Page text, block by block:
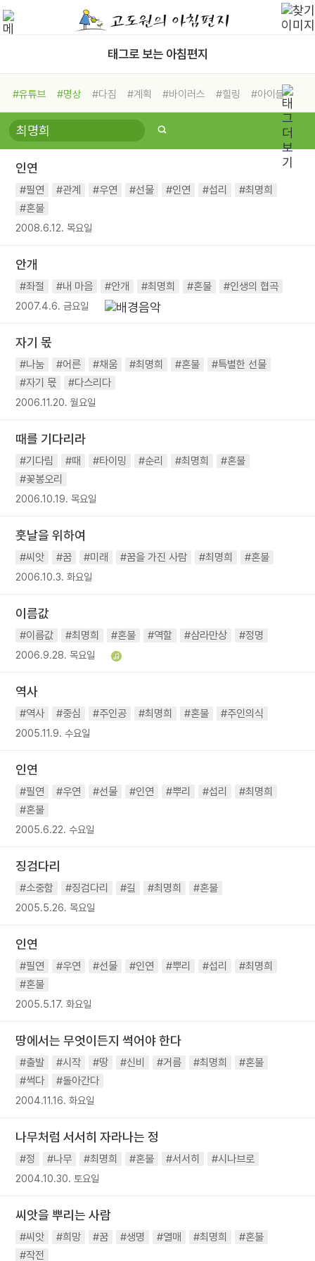
태그로 보는 아침편지
#유튜브 #명상 #다짐 #계획 #바이러스 #힐링
#아이들
#비전캠프
#독서캠프 #삶
#희망
#나눔 #친구 #링컨학교
#독서
인연
#필연 #관계 #우연 #선물 #인연 #섭리
#최명희
#혼불
2008.6.12. 목요일
안개
#좌절 #내 마음 #안개 #최명희 #혼불 #인생의 협곡
2007.4.6. 금요일
자기 몫
#나눔 #어른 #채움 #최명희 #혼불
#특별한 선물
#자기 몫
#다스리다
2006.11.20. 월요일
때를 기다리라
#기다림 #때 #타이밍 #순리 #최명희
#혼불
#꽃봉오리
2006.10.19. 목요일
훗날을 위하여
#씨앗 #꿈 #미래 #꿈을 가진 사람 #최명희 #혼불
2006.10.3. 화요일
이름값
#이름값 #최명희 #혼불 #역할 #삼라만상 #정명
2006.9.28. 목요일
역사
#역사 #중심 #주인공 #최명희 #혼불 #주인의식
2005.11.9. 수요일
인연
#필연 #우연 #선물 #인연 #뿌리 #섭리
#최명희
#혼불
2005.6.22. 수요일
징검다리
#소중함 #징검다리 #길 #최명희 #혼불
2005.5.26. 목요일
인연
#필연 #우연 #선물 #인연 #뿌리 #섭리
#최명희
#혼불
2005.5.17. 화요일
땅에서는 무엇이든지 썩어야 한다
#출발 #시작 #땅 #신비 #거름 #최명희
#혼불
#썩다
#돌아간다
2004.11.16. 화요일
나무처럼 서서히 자라나는 정
#정 #나무 #최명희 #혼불 #서서히 #시나브로
2004.10.30. 토요일
씨앗을 뿌리는 사람
#씨앗 #희망 #꿈 #생명 #열매 #최명희
#혼불
#작전